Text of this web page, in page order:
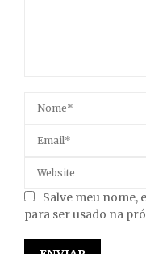
Salve meu nome,
para ser usado na